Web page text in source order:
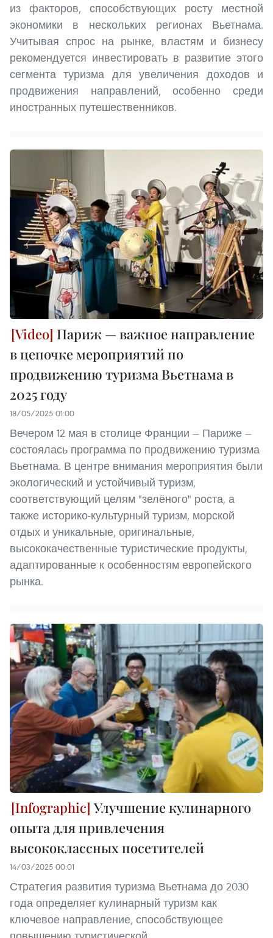
из факторов, способствующих росту местной
экономики в нескольких регионах Вьетнама.
Учитывая спрос на рынке, властям и бизнесу
рекомендуется инвестировать в развитие этого
сегмента туризма для увеличения доходов и
продвижения направлений, особенно среди
иностранных путешественников.
Париж — важное направление
в цепочке мероприятий по
продвижению туризма Вьетнама в
2025 году
18/05/2025 01:00
Вечером 12 мая в столице Франции — Париже —
состоялась программа по продвижению туризма
Вьетнама. В центре внимания мероприятия были
экологический и устойчивый туризм,
соответствующий целям "зелёного" роста, а
также историко-культурный туризм, морской
отдых и уникальные, оригинальные,
высококачественные туристические продукты,
адаптированные к особенностям европейского
рынка.
Улучшение кулинарного
опыта для привлечения
высококлассных посетителей
14/03/2025 00:01
Стратегия развития туризма Вьетнама до 2030
года определяет кулинарный туризм как
ключевое направление, способствующее